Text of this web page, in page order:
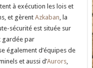
à exécution les lois et
et gèrentAzkaban, la
sécurité est située sur
gardée par
également d’équipes de
et aussi d’Aurors,